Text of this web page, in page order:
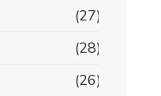
(27)
(28)
(26)